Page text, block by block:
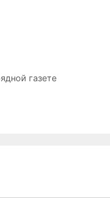
газете